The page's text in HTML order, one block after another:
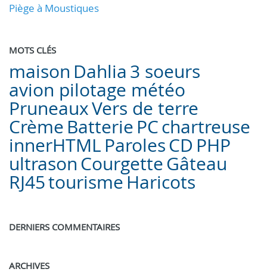
Piège à Moustiques
MOTS CLÉS
maison Dahlia 3 soeurs
avion pilotage météo
PruneauxVers de terre
Crème Batterie PCchartreuse
innerHTML ParolesCD PHP
ultrason CourgetteGâteau
RJ45tourismeHaricots
DERNIERS COMMENTAIRES
ARCHIVES